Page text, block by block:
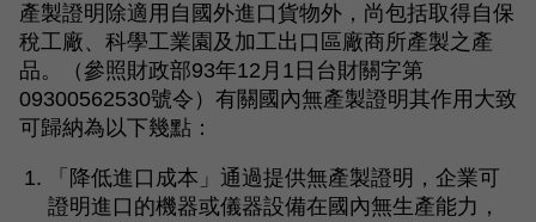
產製證明除適用自國外進口貨物外，尚包括取得自保
稅工廠、科學工業園及加工出口區廠商所產製之產
品。（參照財政部93年12月1日台財關字第
09300562530號令）有關國內無產製證明其作用大致
可歸納為以下幾點：
「降低進口成本」通過提供無產製證明，企業可
證明進口的機器或儀器設備在國內無生產能力，